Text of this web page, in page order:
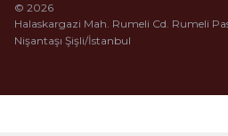
© 2026
Halaskargazi Mah. Rumeli Cd. Rumeli
Nişantaşı Şişli/İstanbul